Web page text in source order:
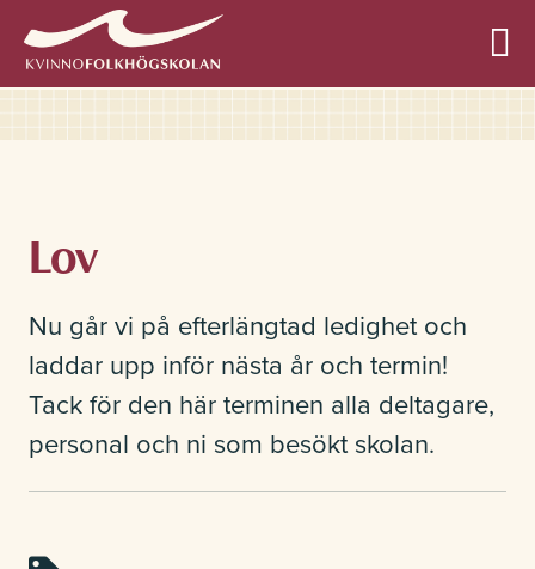
Profilkurser
Övriga kurser
Lov
Nu går vi på efterlängtad ledighet och
laddar upp inför nästa år och termin!
Tack för den här terminen alla deltagare,
personal och ni som besökt skolan.